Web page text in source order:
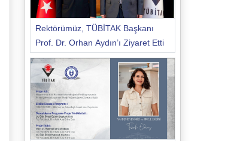
Rektörümüz, TÜBİTAK Başkanı
Prof. Dr. Orhan Aydın’ı Ziyaret Etti